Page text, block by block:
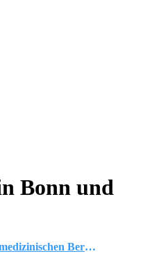
Bonn und
Werkstudent (m/w/d) im medizinischen Bereich ? Schwerpunkt Blutentnahme & Unterstützung im Praxisalltag